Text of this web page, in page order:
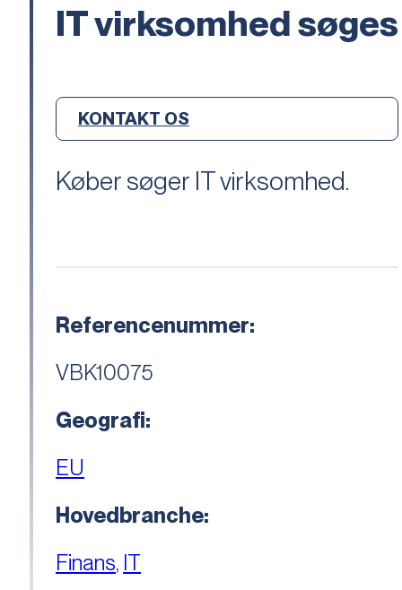
IT virksomhed søges
KONTAKT OS
Køber søger IT virksomhed.
Referencenummer:
VBK10075
Geografi:
EU
Hovedbranche:
Finans, IT